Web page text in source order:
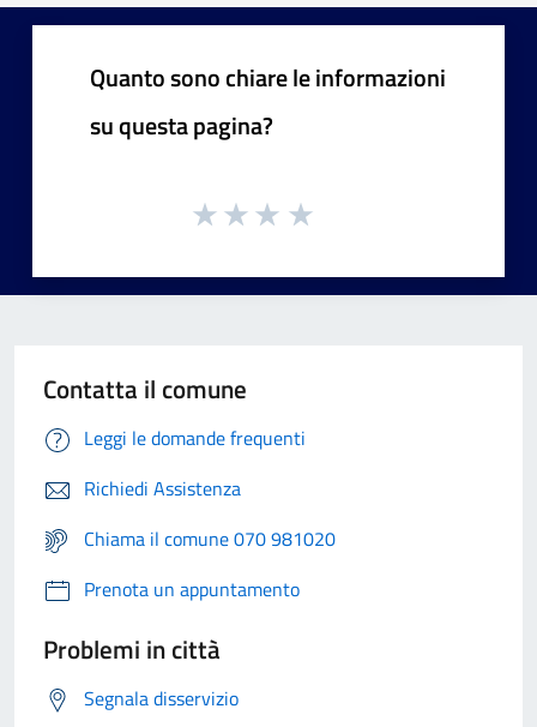
Quanto sono chiare le informazioni
su questa pagina?
Contatta il comune
Leggi le domande frequenti
Richiedi Assistenza
Chiama il comune 070 981020
Prenota un appuntamento
Problemi in città
Segnala disservizio